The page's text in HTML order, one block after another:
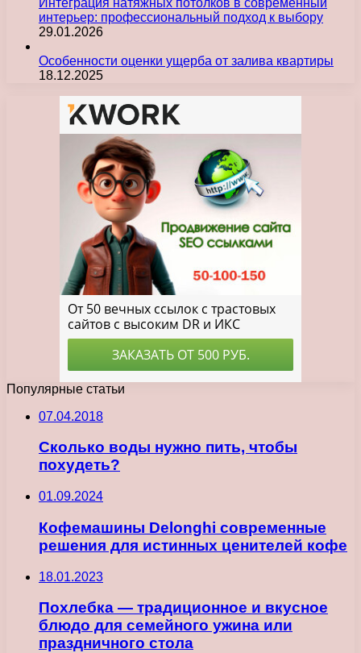
интерьер: профессиональный подход к выбору
29.01.2026
Особенности оценки ущерба от залива квартиры
18.12.2025
Популярные статьи
07.04.2018
Сколько воды нужно пить, чтобы
похудеть?
01.09.2024
Кофемашины Delonghi современные
решения для истинных ценителей кофе
18.01.2023
Похлебка — традиционное и вкусное
блюдо для семейного ужина или
праздничного стола